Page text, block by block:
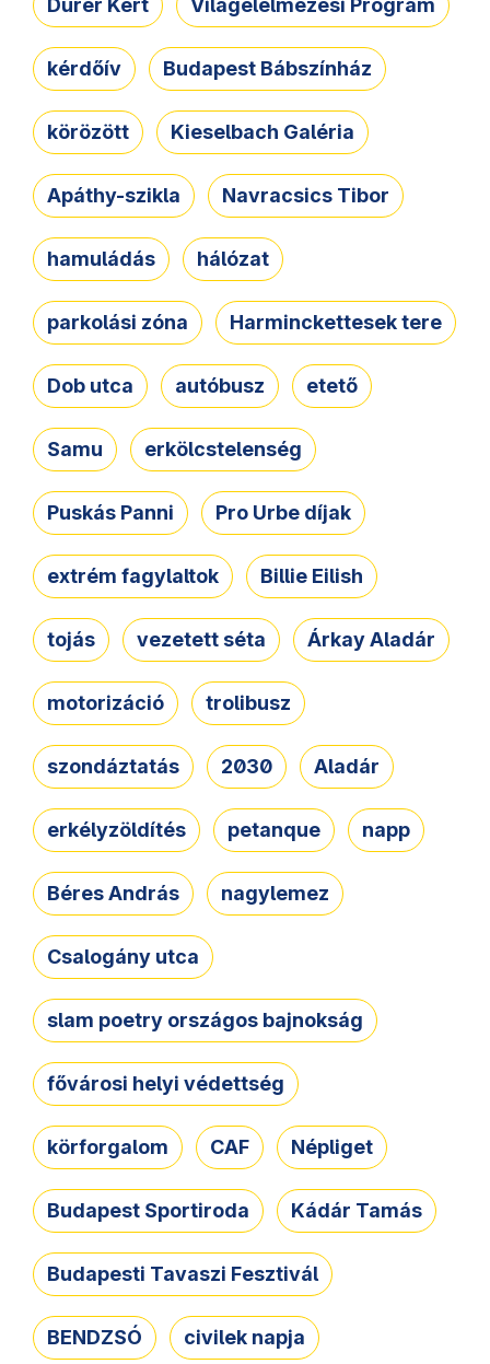
Dürer Kert Világélelmezési Program
kérdőív Budapest Bábszínház
körözött Kieselbach Galéria
Apáthy-szikla Navracsics Tibor
hamuládás hálózat
parkolási zóna Harminckettesek tere
Dob utca autóbusz etető
Samu erkölcstelenség
Puskás Panni Pro Urbe díjak
extrém fagylaltok Billie Eilish
tojás vezetett séta Árkay Aladár
motorizáció trolibusz
szondáztatás 2030 Aladár
erkélyzöldítés petanque napp
Béres András nagylemez
Csalogány utca
slam poetry országos bajnokság
fővárosi helyi védettség
körforgalom CAF Népliget
Budapest Sportiroda Kádár Tamás
Budapesti Tavaszi Fesztivál
BENDZSÓ civilek napja